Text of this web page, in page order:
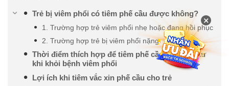
Trẻ bị viêm phổi có tiêm phế cầu được không?
1. Trường hợp trẻ viêm phổi nhẹ hoặc đang hồi phục
2. Trường hợp trẻ bị viêm phổi nặng
Thời điểm thích hợp để tiêm phế cầu cho trẻ sau
khi khỏi bệnh viêm phổi
Lợi ích khi tiêm vắc xin phế cầu cho trẻ
×